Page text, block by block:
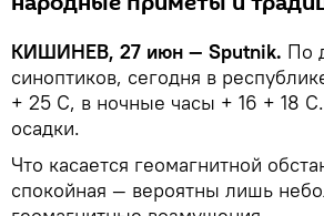
КИШИНЕВ, 27 июн — Sputnik. По
синоптиков, сегодня в
+ 25 С, в ночные часы + 16 + 18
осадки.
Что касается геомагнитной
спокойная — вероятны лишь